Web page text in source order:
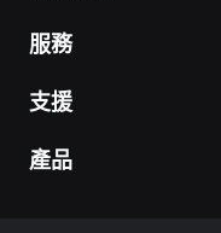
服務
支援
產品